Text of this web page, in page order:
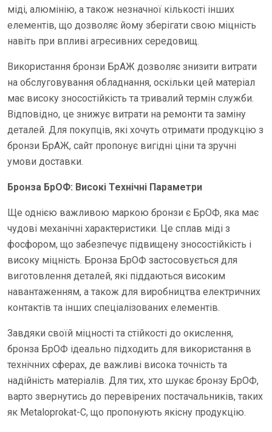
міді, алюмінію, а також незначної кількості інших
елементів, що дозволяє йому зберігати свою міцність
навіть при впливі агресивних середовищ.
Використання бронзи БрАЖ дозволяє знизити витрати
на обслуговування обладнання, оскільки цей матеріал
має високу зносостійкість та тривалий термін служби.
Відповідно, це знижує витрати на ремонти та заміну
деталей. Для покупців, які хочуть отримати продукцію з
бронзи БрАЖ, сайт пропонує вигідні ціни та зручні
умови доставки.
Бронза БрОФ: Високі Технічні Параметри
Ще однією важливою маркою бронзи є БрОФ, яка має
чудові механічні характеристики. Це сплав міді з
фосфором, що забезпечує підвищену зносостійкість і
високу міцність. Бронза БрОФ застосовується для
виготовлення деталей, які піддаються високим
навантаженням, а також для виробництва електричних
контактів та інших спеціалізованих елементів.
Завдяки своїй міцності та стійкості до окислення,
бронза БрОФ ідеально підходить для використання в
технічних сферах, де важливі висока точність та
надійність матеріалів. Для тих, хто шукає бронзу БрОФ,
варто звернутись до перевірених постачальників, таких
як Metaloprokat-C, що пропонують якісну продукцію.